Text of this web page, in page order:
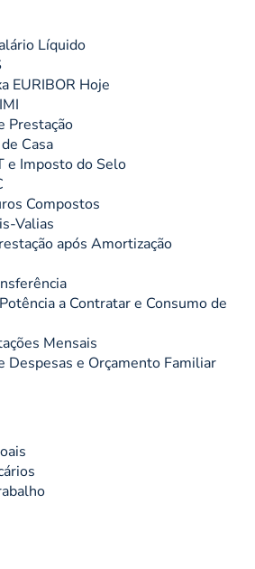
Líquido
EURIBOR Hoje
Prestação
Casa
e Imposto do Selo
Compostos
Valias
após Amortização
a Contratar e Consumo de
Mensais
Despesas e Orçamento Familiar